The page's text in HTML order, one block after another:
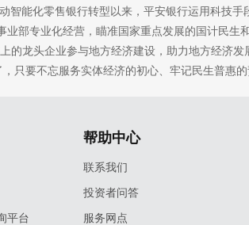
能化零售银行转型以来，平安银行运用科技手
业部专业化经营，瞄准国家重点发展的国计民
的龙头企业参与地方经济建设，助力地方经济
要不忘服务实体经济的初心、牢记民生普惠的
平台
帮助中心
联系我们
投资者问答
服务网点